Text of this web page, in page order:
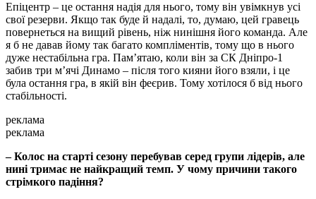
Епіцентр – це остання надія для нього, тому він увімкнув усі
свої резерви. Якщо так буде й надалі, то, думаю, цей гравець
повернеться на вищий рівень, ніж нинішня його команда. Але
я б не давав йому так багато компліментів, тому що в нього
дуже нестабільна гра. Пам’ятаю, коли він за СК Дніпро-1
забив три мʼячі Динамо – після того кияни його взяли, і це
була остання гра, в якій він феєрив. Тому хотілося б від нього
стабільності.
реклама
реклама
– Колос на старті сезону перебував серед групи лідерів, але
нині тримає не найкращий темп. У чому причини такого
стрімкого падіння?